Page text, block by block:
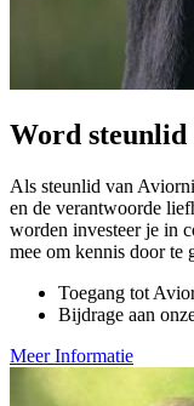
Word
Als steunlid van
en de verantwoorde
worden investeer je in
mee om kennis door te
Toegang tot
Bijdrage aan
Meer Informatie